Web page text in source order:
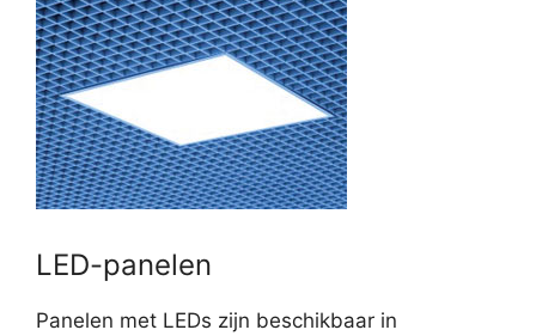
LED-panelen
Panelen met LEDs zijn beschikbaar in